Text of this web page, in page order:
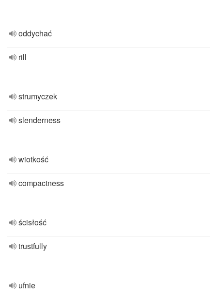
oddychać
rill
strumyczek
slenderness
wiotkość
compactness
ścisłość
trustfully
ufnie